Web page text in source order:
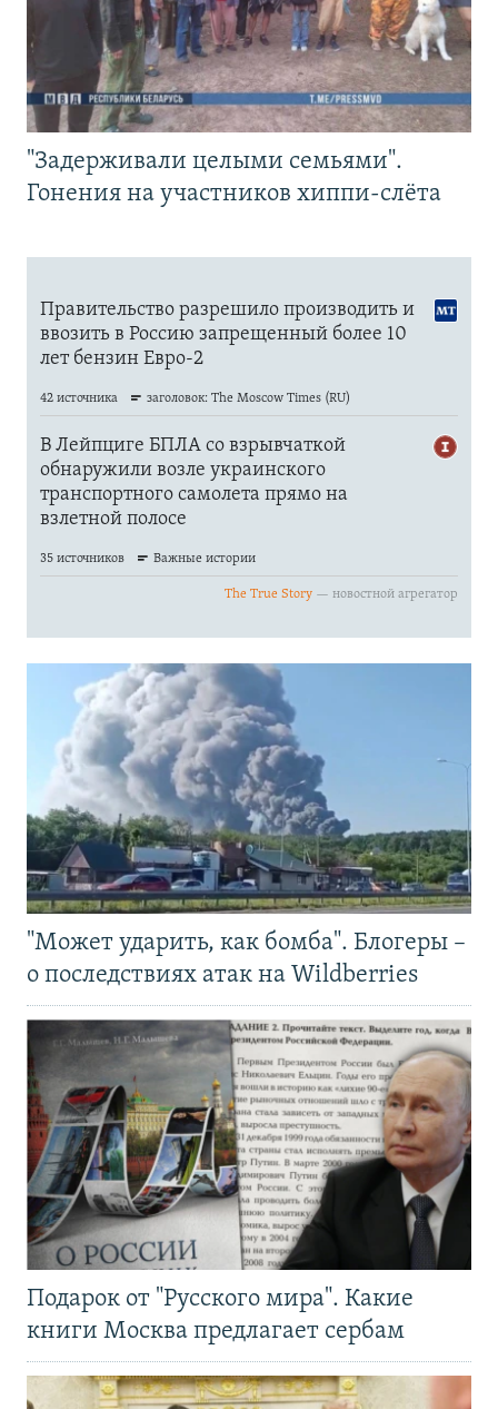
"Задерживали целыми семьями".
Гонения на участников хиппи-слёта
"Может ударить, как бомба". Блогеры –
о последствиях атак на Wildberries
Подарок от "Русского мира". Какие
книги Москва предлагает сербам